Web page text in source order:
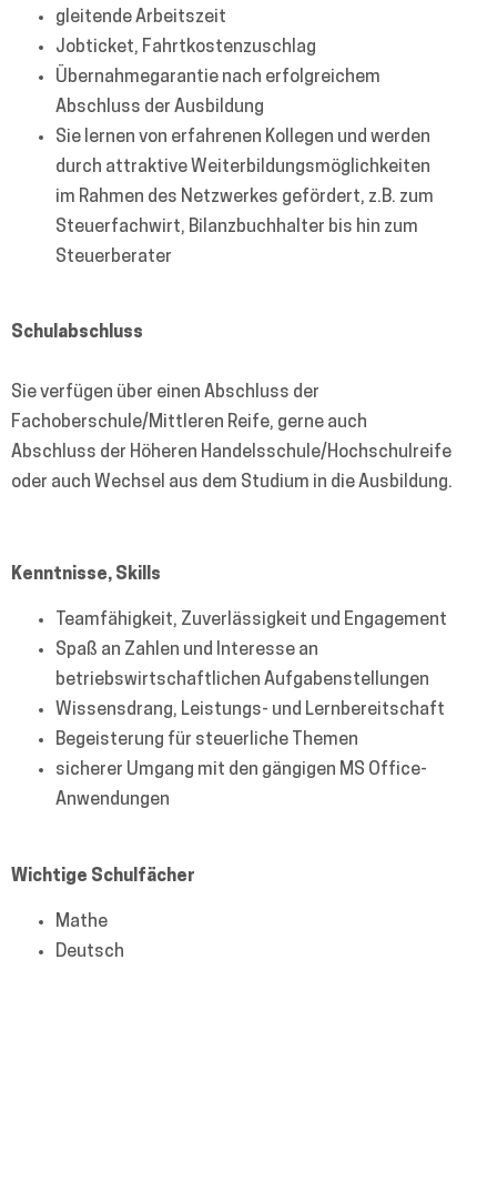
gleitende Arbeitszeit
Jobticket, Fahrtkostenzuschlag
Übernahmegarantie nach erfolgreichem
Abschluss der Ausbildung
Sie lernen von erfahrenen Kollegen und werden
durch attraktive Weiterbildungsmöglichkeiten
im Rahmen des Netzwerkes gefördert, z.B. zum
Steuerfachwirt, Bilanzbuchhalter bis hin zum
Steuerberater
Schulabschluss
Sie verfügen über einen Abschluss der
Fachoberschule/Mittleren Reife, gerne auch
Abschluss der Höheren Handelsschule/Hochschulreife
oder auch Wechsel aus dem Studium in die Ausbildung.
Kenntnisse, Skills
Teamfähigkeit, Zuverlässigkeit und Engagement
Spaß an Zahlen und Interesse an
betriebswirtschaftlichen Aufgabenstellungen
Wissensdrang, Leistungs- und Lernbereitschaft
Begeisterung für steuerliche Themen
sicherer Umgang mit den gängigen MS Office-
Anwendungen
Wichtige Schulfächer
Mathe
Deutsch